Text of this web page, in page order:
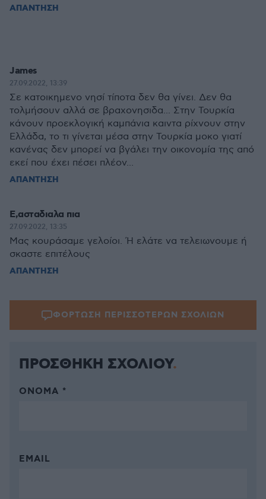
ΑΠΑΝΤΗΣΗ
James
27.09.2022, 13:39
Σε κατοικημενο νησί τίποτα δεν θα γίνει. Δεν θα
τολμήσουν αλλά σε βραχονησιδα... Στην Τουρκία
κάνουν προεκλογική καμπάνια καιντα ρίχνουν στην
Ελλάδα, το τι γίνεται μέσα στην Τουρκία μοκο γιατί
κανένας δεν μπορεί να βγάλει την οικονομία της από
εκεί που έχει πέσει πλέον...
ΑΠΑΝΤΗΣΗ
Ε,ασταδιαλα πια
27.09.2022, 13:35
Μας κουράσαμε γελοίοι. Ή ελάτε να τελειωνουμε ή
σκαστε επιτέλους
ΑΠΑΝΤΗΣΗ
ΦΟΡΤΩΣΗ ΠΕΡΙΣΣΟΤΕΡΩΝ ΣΧΟΛΙΩΝ
ΠΡΟΣΘΗΚΗ ΣΧΟΛΙΟΥ
ΌΝΟΜΑ *
EMAIL